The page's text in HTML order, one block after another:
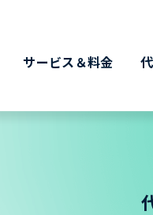
サービス＆料金